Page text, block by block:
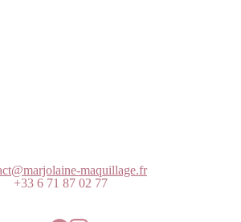
maquillage.fr
+33 6 71 87 02 77